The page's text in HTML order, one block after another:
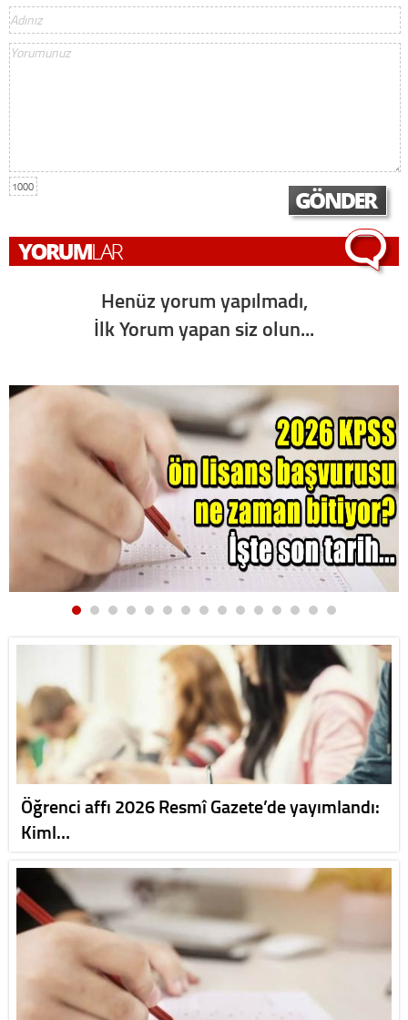
1000
Henüz yorum yapılmadı,
İlk Yorum yapan siz olun...
Öğrenci affı 2026 Resmî Gazete’de yayımlandı:
Kiml…